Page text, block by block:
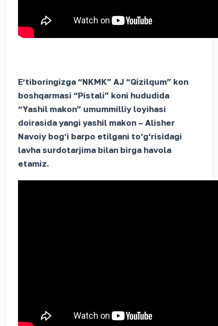
Eʼtiboringizga “NKMK” AJ “Qizilqum” kon
boshqarmasi “Pistali” koni hududida
“Yashil makon” umummilliy loyihasi
doirasida yangi yashil makon – Alisher
Navoiy bog‘i barpo etilgani to‘g‘risidagi
lavha surdotarjima bilan birga havola
etamiz.